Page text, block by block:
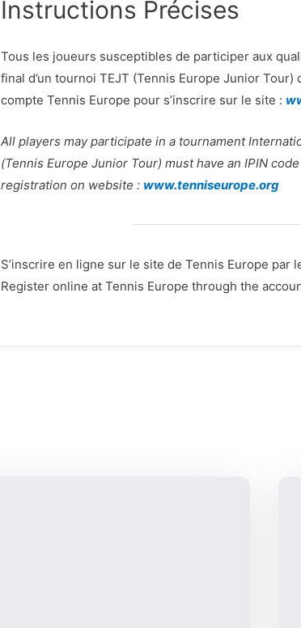
Instructions Précises
Tous les joueurs susceptibles de participer aux
final d’un tournoi TEJT (Tennis Europe Junior
compte Tennis Europe pour s’inscrire sur le site :
All players may participate in a tournament
(Tennis Europe Junior Tour) must have an IPIN
registration on website : www.tenniseurope.org
S’inscrire en ligne sur le site de Tennis Europe par
Register online at Tennis Europe through the